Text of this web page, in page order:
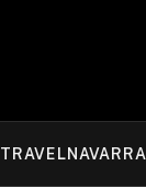
TRAVELNAVARRA